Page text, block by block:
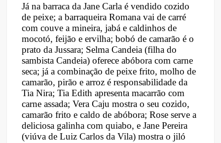
Já na barraca da Jane Carla é vendido cozido
de peixe; a barraqueira Romana vai de carré
com couve a mineira, jabá e caldinhos de
mocotó, feijão e ervilha; bobó de camarão é o
prato da Jussara; Selma Candeia (filha do
sambista Candeia) oferece abóbora com carne
seca; já a combinação de peixe frito, molho de
camarão, pirão e arroz é responsabilidade da
Tia Nira; Tia Edith apresenta macarrão com
carne assada; Vera Caju mostra o seu cozido,
camarão frito e caldo de abóbora; Rose serve a
deliciosa galinha com quiabo, e Jane Pereira
(viúva de Luiz Carlos da Vila) mostra o jiló